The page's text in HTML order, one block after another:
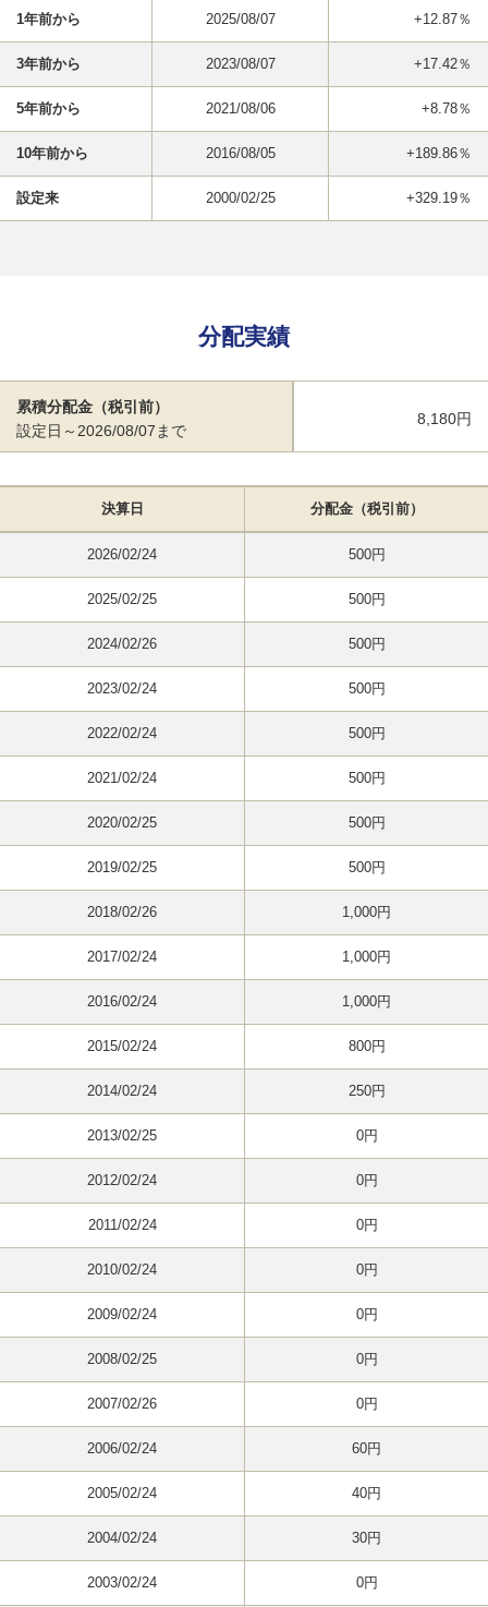
1年前から 2025/08/07 +12.87％
3年前から 2023/08/07 +17.42％
5年前から 2021/08/06 +8.78％
10年前から 2016/08/05 +189.86％
設定来 2000/02/25 +329.19％
分配実績
累積分配金（税引前）
設定日～2026/08/07まで
8,180円
決算日 分配金（税引前）
2026/02/24 500円
2025/02/25 500円
2024/02/26 500円
2023/02/24 500円
2022/02/24 500円
2021/02/24 500円
2020/02/25 500円
2019/02/25 500円
2018/02/26 1,000円
2017/02/24 1,000円
2016/02/24 1,000円
2015/02/24 800円
2014/02/24 250円
2013/02/25 0円
2012/02/24 0円
2011/02/24 0円
2010/02/24 0円
2009/02/24 0円
2008/02/25 0円
2007/02/26 0円
2006/02/24 60円
2005/02/24 40円
2004/02/24 30円
2003/02/24 0円